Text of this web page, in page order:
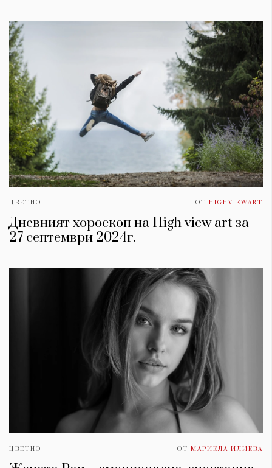
ЦВЕТНО ОТ HIGHVIEWART
Дневният хороскоп на High view art за
27 септември 2024г.
ЦВЕТНО ОТ МАРИЕЛА ИЛИЕВА